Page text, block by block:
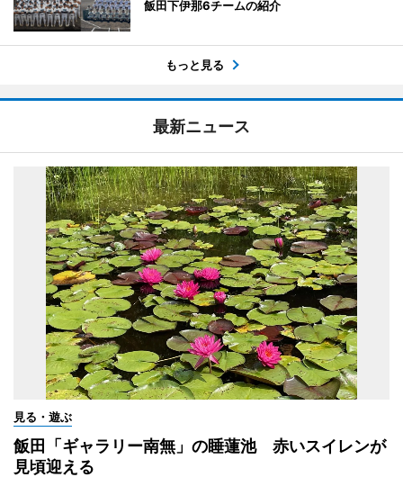
飯田下伊那6チームの紹介
もっと見る
最新ニュース
見る・遊ぶ
飯田「ギャラリー南無」の睡蓮池 赤いスイレンが
見頃迎える